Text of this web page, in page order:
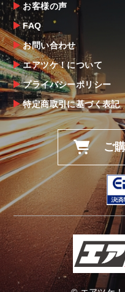
万一、商品に不具
後5日以内にご連絡
なお、塗装・加工
理由を問わず一切
商品の不具合や状
合もございますの
す。
明らかに当社また
れる場合（商品誤
等）につきまして
当社よりメーカー
認の上、同等品・
をさせて頂きます
尚、やむを得ず同
ない場合はご返金
お客様のお支払い
銀行振込となりま
い。
お客様の声
FAQ
お問い合わせ
エアツケ！について
プライバシーポリシー
特定商取引に基づく表記
ご